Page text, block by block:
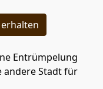
Entrümpelung
andere Stadt für